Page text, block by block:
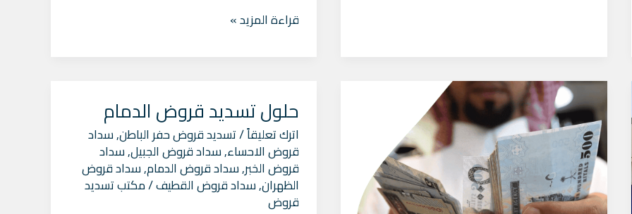
قراءة المزيد »
مكتب
تسديد
قروض
بنكية
حلول تسديد قروض الدمام
اترك تعليقاً/تسديد قروض حفر الباطن,سداد
قروض الاحساء,سداد قروض الجبيل,سداد
قروض الخبر,سداد قروض الدمام,سداد قروض
الظهران,سداد قروض القطيف/مكتب تسديد
قروض
حلول
تسديد
قروض
الدمام